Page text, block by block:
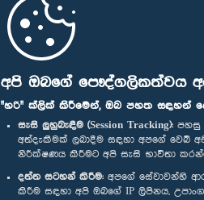
අපි ඔබගේ පෞද්ගලිකත්වය
"හරි" ක්ලික් කිරීමෙන්, ඔබ පහත සඳහන්
සැසි ලුහුබැඳීම (Session Tracking): පහසු
අත්දැකීමක් ලබාදීම සඳහා අපගේ වෙබ්
නිරීක්ෂණය කිරීමට අපි සැසි භාවිතා
දත්ත සටහන් කිරීම: අපගේ සේවාවන්හි
කිරීම සඳහා අපි ඔබගේ IP ලිපිනය,